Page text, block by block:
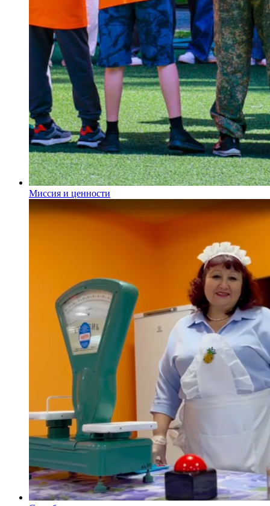
Миссия и ценности